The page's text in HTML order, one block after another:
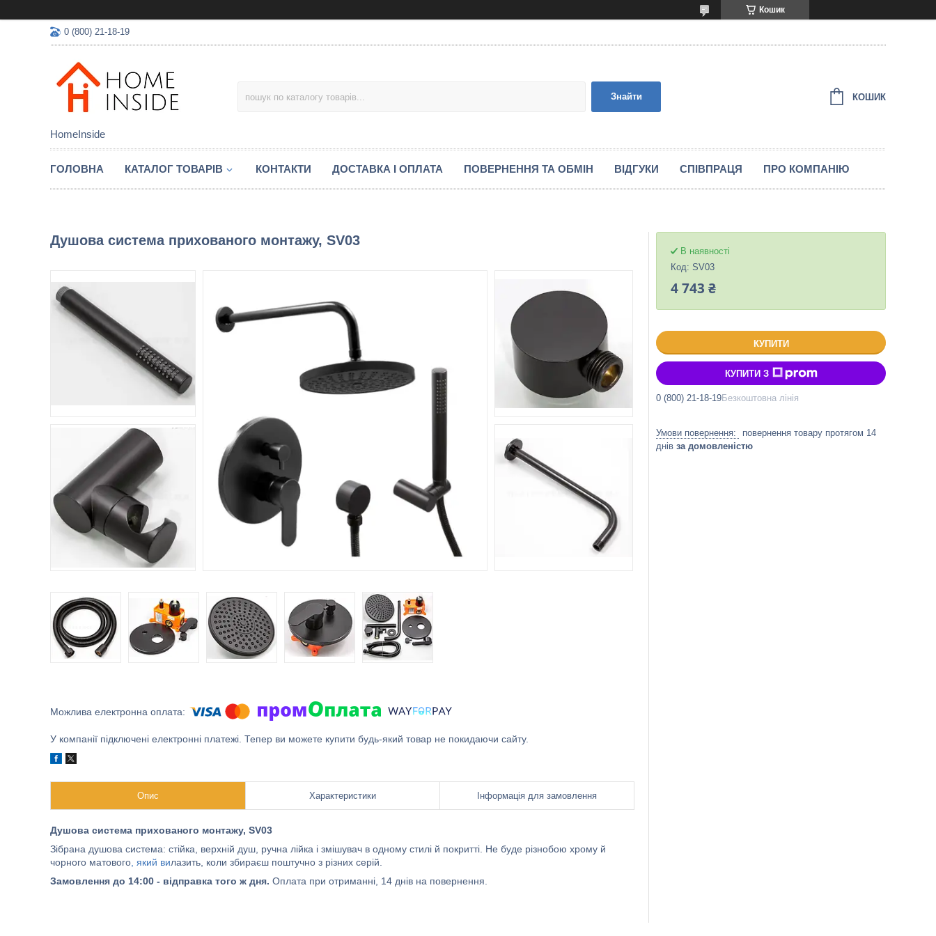
Кошик
0 (800) 21-18-19
HomeInside
Знайти КОШИК
ГОЛОВНА КАТАЛОГ ТОВАРIВ КОНТАКТИ ДОСТАВКА І ОПЛАТА ПОВЕРНЕННЯ ТА ОБМІН ВIДГУКИ СПIВПРАЦЯ ПРО КОМПАНІЮ
Душова система прихованого монтажу, SV03
У компанії підключені електронні платежі. Тепер ви можете купити будь-який товар не покидаючи сайту.
Опис Характеристики Інформація для замовлення
Душова система прихованого монтажу, SV03
Зібрана душова система: стійка, верхній душ, ручна лійка і змішувач в одному стилі й покритті. Не буде різнобою хрому й
чорного матового , який вилазить, коли збираєш поштучно з різних серій.
Замовлення до 14:00 - відправка того ж дня. Оплата при отриманні, 14 днів на повернення.
В наявності
Код: SV03
4 743 ₴
КУПИТИ
КУПИТИ З
0 (800) 21-18-19Безкоштовна лінія
повернення товару протягом 14
днів за домовленістю